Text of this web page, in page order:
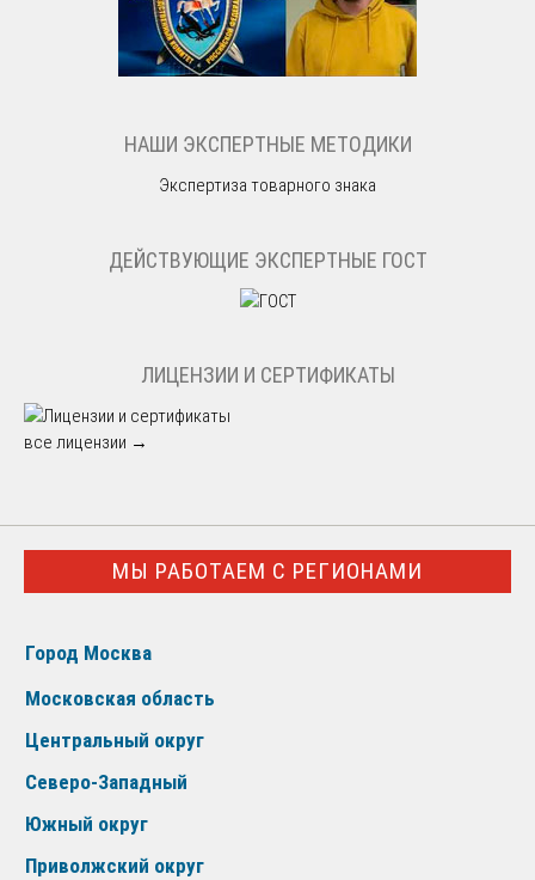
НАШИ ЭКСПЕРТНЫЕ МЕТОДИКИ
Экспертиза товарного знака
ДЕЙСТВУЮЩИЕ ЭКСПЕРТНЫЕ ГОСТ
ЛИЦЕНЗИИ И СЕРТИФИКАТЫ
все лицензии →
МЫ РАБОТАЕМ С РЕГИОНАМИ
Город Москва
Московская область
Центральный округ
Северо-Западный
Южный округ
Приволжский округ